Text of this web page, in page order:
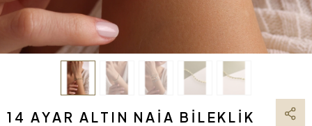
14 AYAR ALTIN NAIA BILEKLIK